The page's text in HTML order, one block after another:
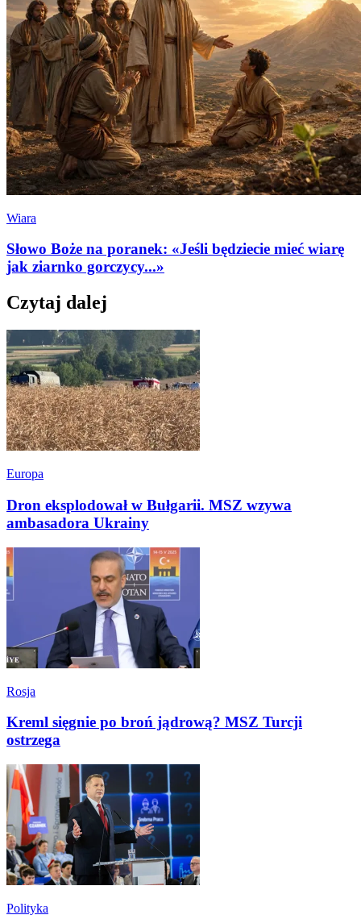
Wiara
Słowo Boże na poranek: «Jeśli będziecie mieć wiarę
jak ziarnko gorczycy...»
Czytaj dalej
Europa
Dron eksplodował w Bułgarii. MSZ wzywa
ambasadora Ukrainy
Rosja
Kreml sięgnie po broń jądrową? MSZ Turcji
ostrzega
Polityka